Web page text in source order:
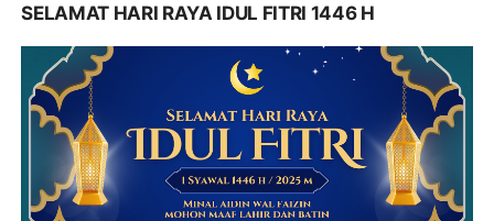
SELAMAT HARI RAYA IDUL FITRI 1446 H